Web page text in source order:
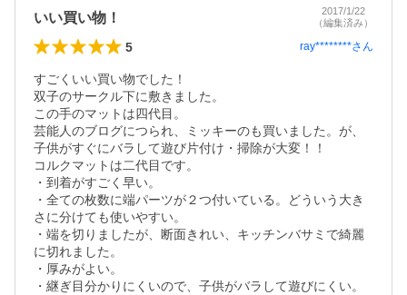
いい買い物！
2017/1/22
（編集済み）
5 ray********さん
すごくいい買い物でした！
双子のサークル下に敷きました。
この手のマットは四代目。
芸能人のブログにつられ、ミッキーのも買いました。が、
子供がすぐにバラして遊び片付け・掃除が大変！！
コルクマットは二代目です。
・到着がすごく早い。
・全ての枚数に端パーツが２つ付いている。どういう大き
さに分けても使いやすい。
・端を切りましたが、断面きれい、キッチンバサミで綺麗
に切れました。
・厚みがよい。
・継ぎ目分かりにくいので、子供がバラして遊びにくい。